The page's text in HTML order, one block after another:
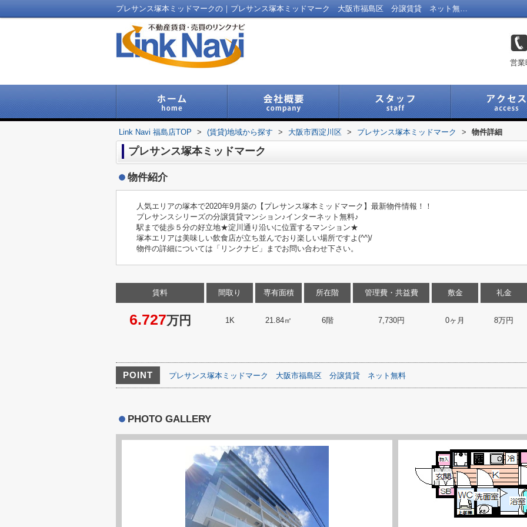
プレサンス塚本ミッドマークの｜プレサンス塚本ミッドマーク 大阪市福島区 分譲賃貸 ネット無料 ｜福島区の不動産｜Link Navi 福島店
営業
Link Navi 福島店TOP > (賃貸)地域から探す > 大阪市西淀川区 > プレサンス塚本ミッドマーク > 物件詳細
プレサンス塚本ミッドマーク
物件紹介
人気エリアの塚本で2020年9月築の【プレサンス塚本ミッドマーク】最新物件情報！！
プレサンスシリーズの分譲賃貸マンション♪インターネット無料♪
駅まで徒歩５分の好立地★淀川通り沿いに位置するマンション★
塚本エリアは美味しい飲食店が立ち並んでおり楽しい場所ですよ(^^)/
物件の詳細については「リンクナビ」までお問い合わせ下さい。
賃料
6.727万円
間取り
1K
専有面積
21.84㎡
所在階
6階
管理費・共益費
7,730円
敷金
0ヶ月
礼金
8万円
POINT プレサンス塚本ミッドマーク 大阪市福島区 分譲賃貸 ネット無料
PHOTO GALLERY